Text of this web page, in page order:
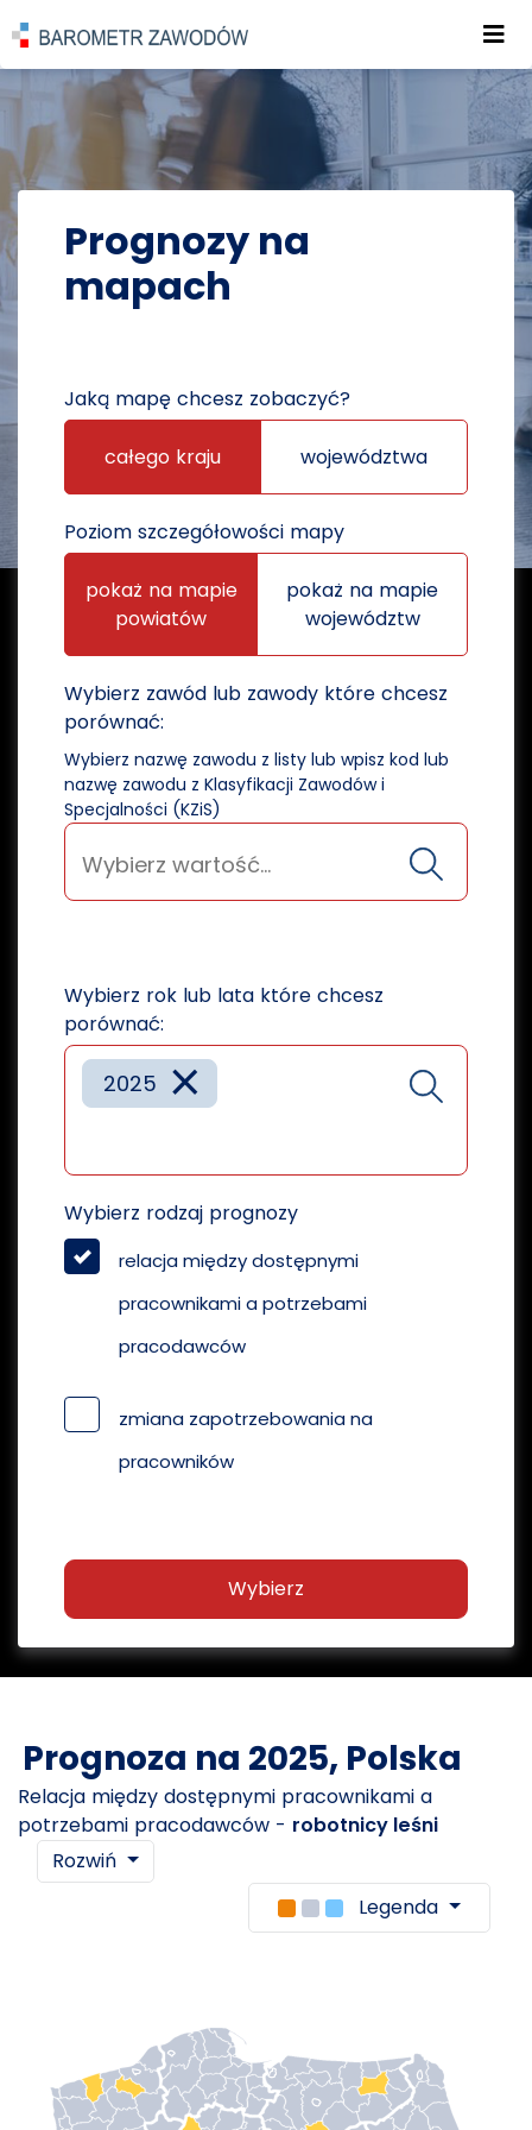
POWRÓT DO STRONY GŁÓWNEJ
PROGNOZY PROGNOZY NA MAPACH
Prognozy na
mapach
Jaką mapę chcesz zobaczyć?
całego kraju województwa
Poziom szczegółowości mapy
pokaż na mapie
powiatów
pokaż na mapie
województw
Wybierz zawód lub zawody które chcesz
porównać:
Wybierz nazwę zawodu z listy lub wpisz kod lub
nazwę zawodu z Klasyfikacji Zawodów i
Specjalności (KZiS)
Wybierz rok lub lata które chcesz
porównać:
×
2025
Wybierz rodzaj prognozy
relacja między dostępnymi
pracownikami a potrzebami
pracodawców
zmiana zapotrzebowania na
pracowników
Wybierz
Prognoza na 2025, Polska
Relacja między dostępnymi pracownikami a
potrzebami pracodawców - robotnicy leśni
Rozwiń
Legenda